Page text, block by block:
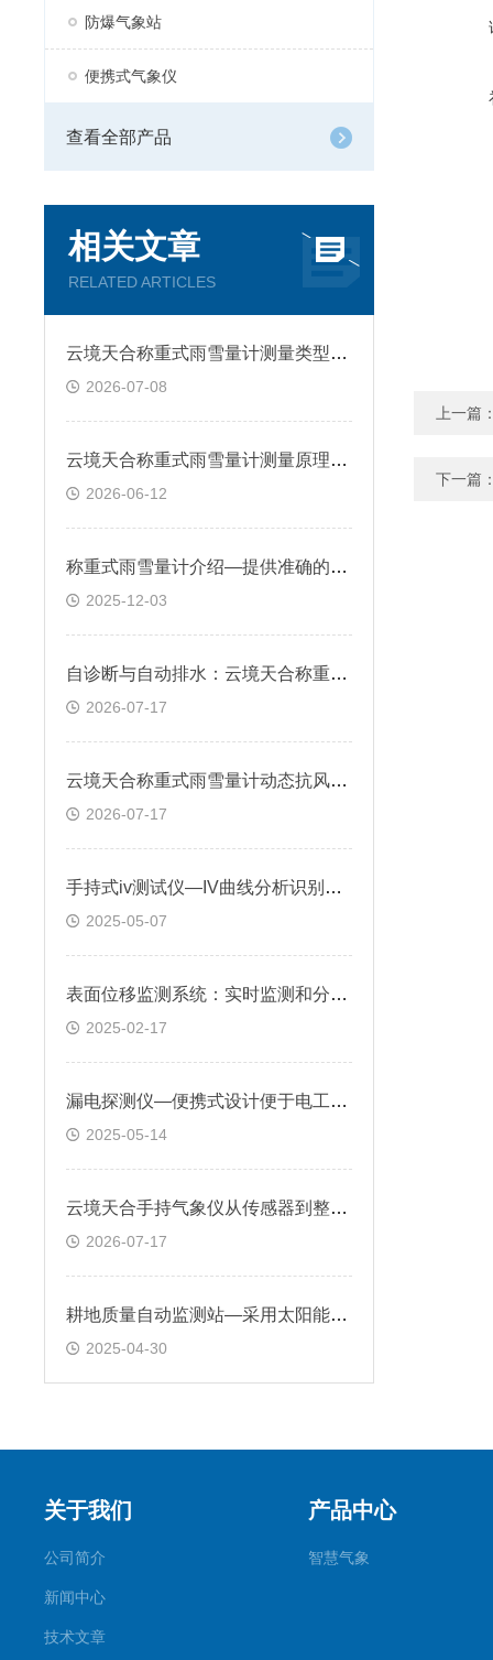
防爆气象站
便携式气象仪
查看全部产品
相关文章
RELATED ARTICLES
云境天合称重式雨雪量计测量类型：实现全类型固态液态及混合降水的精准监测
2026-07-08
​云境天合称重式雨雪量计测量原理—基于称重原理，高精度测量全类型降水
2026-06-12
称重式雨雪量计介绍—提供准确的雨雪量数据，帮助监测天气变化和气象灾害
2025-12-03
自诊断与自动排水：云境天合称重式雨雪量计全天候无人值守保障稳定在线
2026-07-17
云境天合称重式雨雪量计动态抗风抗扰设计，过滤微风震动杜绝数据虚假跳变
2026-07-17
手持式iv测试仪—IV曲线分析识别虚标、老化或工艺缺陷组件
2025-05-07
表面位移监测系统：实时监测和分析微小位移变化，为工程安全提供有力保障
2025-02-17
漏电探测仪—便携式设计便于电工随身携带，非接触式探测方式确保了操作安全
2025-05-14
云境天合手持气象仪从传感器到整机装配全链路自研，核心技术自主可控
2026-07-17
耕地质量自动监测站—采用太阳能供电，适合在野外长期运行
2025-04-30
上一篇
下一篇
关于我们
公司简介
新闻中心
技术文章
产品中心
智慧气象